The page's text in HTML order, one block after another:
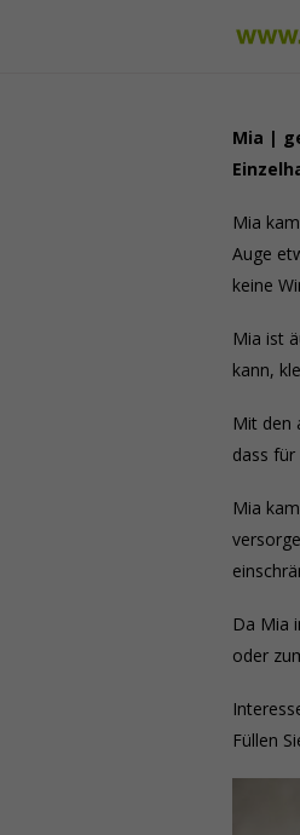
Mia |
Mia
Auge
keine
Mia ist
kann,
Mit den
dass
Mia
Da Mia
oder
Füllen